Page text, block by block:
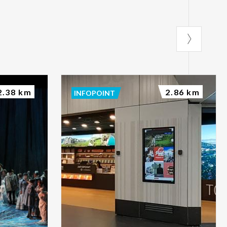
km INFOPOINT 2.86 km